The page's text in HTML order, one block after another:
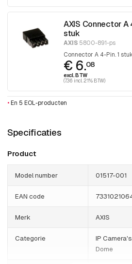
AXIS Connector
stuk
AXIS 5800-891-ps
Connector A 4-Pin. 1
€ 6.08
excl. BTW
(7.36 incl. 21% BTW)
• En 5 EOL-producten
Specificaties
Product
Model number 01517-001
EAN code
Merk AXIS
Categorie
IP Camera's
Dome